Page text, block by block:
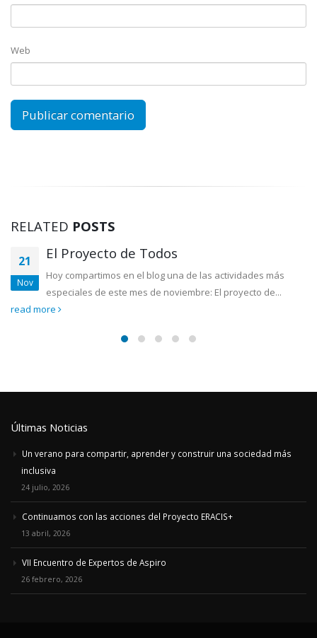
Web
RELATED POSTS
21
Nov
El Proyecto de Todos
Hoy compartimos en el blog una de las actividades más
especiales de este mes de noviembre: El proyecto de...
read more
Últimas Noticias
Un verano para compartir, aprender y construir una sociedad más
inclusiva
24 julio, 2026
Continuamos con las acciones del Proyecto ERACIS+
13 abril, 2026
VII Encuentro de Expertos de Aspiro
26 febrero, 2026